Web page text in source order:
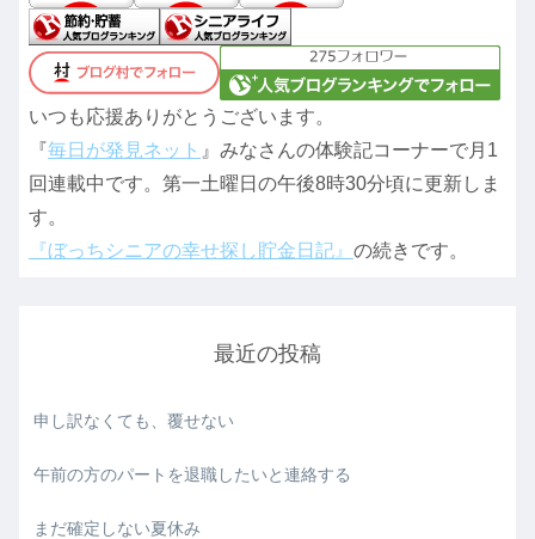
いつも応援ありがとうございます。
『毎日が発見ネット 』みなさんの体験記コーナーで月1
回連載中です。第一土曜日の午後8時30分頃に更新しま
す。
『ぼっちシニアの幸せ探し貯金日記』 の続きです。
最近の投稿
申し訳なくても、覆せない
午前の方のパートを退職したいと連絡する
まだ確定しない夏休み